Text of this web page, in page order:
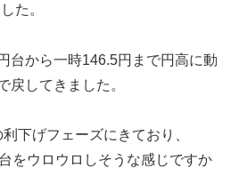
た。
台から一時146.5円まで円高に動
戻してきました。
下げフェーズにきており、
をウロウロしそうな感じですか